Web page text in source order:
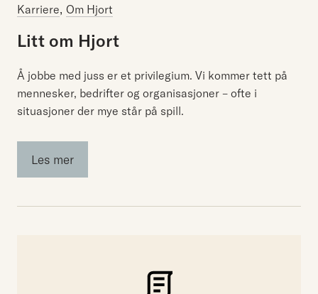
Karriere, Om Hjort
Litt om Hjort
Å jobbe med juss er et privilegium. Vi kommer tett på
mennesker, bedrifter og organisasjoner – ofte i
situasjoner der mye står på spill.
Les mer